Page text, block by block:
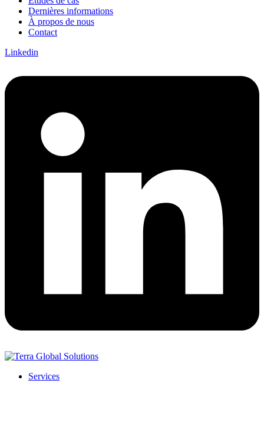
Dernières informations
À propos de nous
Contact
Linkedin
Services